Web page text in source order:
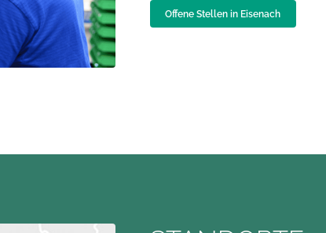
Offene Stellen in Eisenach